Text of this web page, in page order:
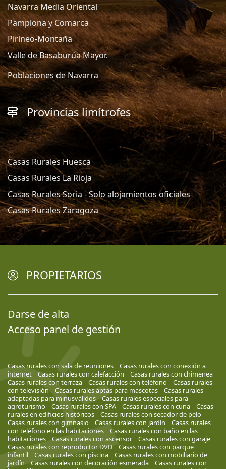
Navarra Media Oriental
Pamplona y Comarca
Pirineo-Montaña
Valle de Basaburúa Mayor.
Poblaciones de Navarra
Provincias limítrofes
Casas Rurales Huesca
Casas Rurales La Rioja
Casas Rurales Soria - Solo alojamientos oficiales
Casas Rurales Zaragoza
PROPIETARIOS
Darse de alta
Acceso panel de gestión
Casas rurales con sala de reuniones
Casas rurales con conexión a
internet
Casas rurales con calefacción
Casas rurales con chimenea
Casas rurales con terraza
Casas rurales con teléfono
Casas rurales
con televisión
Casas rurales aptas para mascotas
Casas rurales
adaptadas para minusválidos
Casas rurales especiales para
agroturismo
Casas rurales con SPA Casas rurales con cuna
Casas
rurales en edificios históricos
Casas rurales con secador de pelo
Casas rurales con gimnasio
Casas rurales con jardín
Casas rurales
con teléfono en las habitaciones
Casas rurales con baño en las
habitaciones
Casas rurales con ascensor
Casas rurales con garaje
Casas rurales con reproductor DVD
Casas rurales con parque
infantil
Casas rurales con piscina
Casas rurales con mobiliario de
jardín
Casas rurales con decoración esmerada
Casas rurales con